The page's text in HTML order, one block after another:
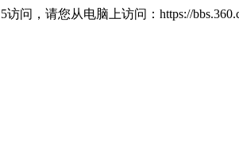
问，请您从电脑上访问：https://